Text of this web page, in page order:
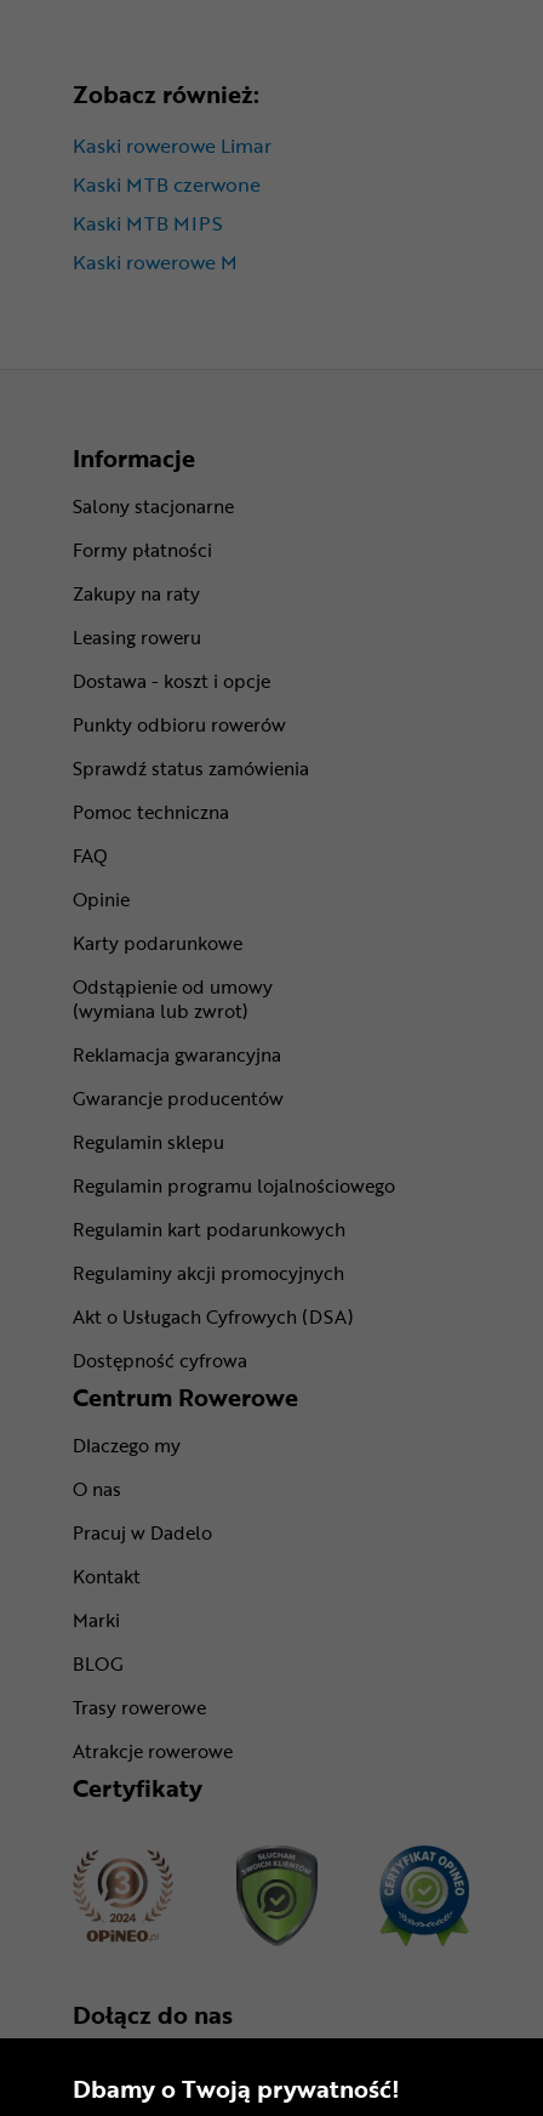
Zobacz również:
Kaski rowerowe Limar
Kaski MTB czerwone
Kaski MTB MIPS
Kaski rowerowe M
Informacje
Salony stacjonarne
Formy płatności
Zakupy na raty
Leasing roweru
Dostawa - koszt i opcje
Punkty odbioru rowerów
Sprawdź status zamówienia
Pomoc techniczna
FAQ
Opinie
Karty podarunkowe
Odstąpienie od umowy
(wymiana lub zwrot)
Reklamacja gwarancyjna
Gwarancje producentów
Regulamin sklepu
Regulamin programu lojalnościowego
Regulamin kart podarunkowych
Regulaminy akcji promocyjnych
Akt o Usługach Cyfrowych (DSA)
Dostępność cyfrowa
Centrum Rowerowe
Dlaczego my
O nas
Pracuj w Dadelo
Kontakt
Marki
BLOG
Trasy rowerowe
Atrakcje rowerowe
Certyfikaty
Dołącz do nas
Dbamy o Twoją prywatność!